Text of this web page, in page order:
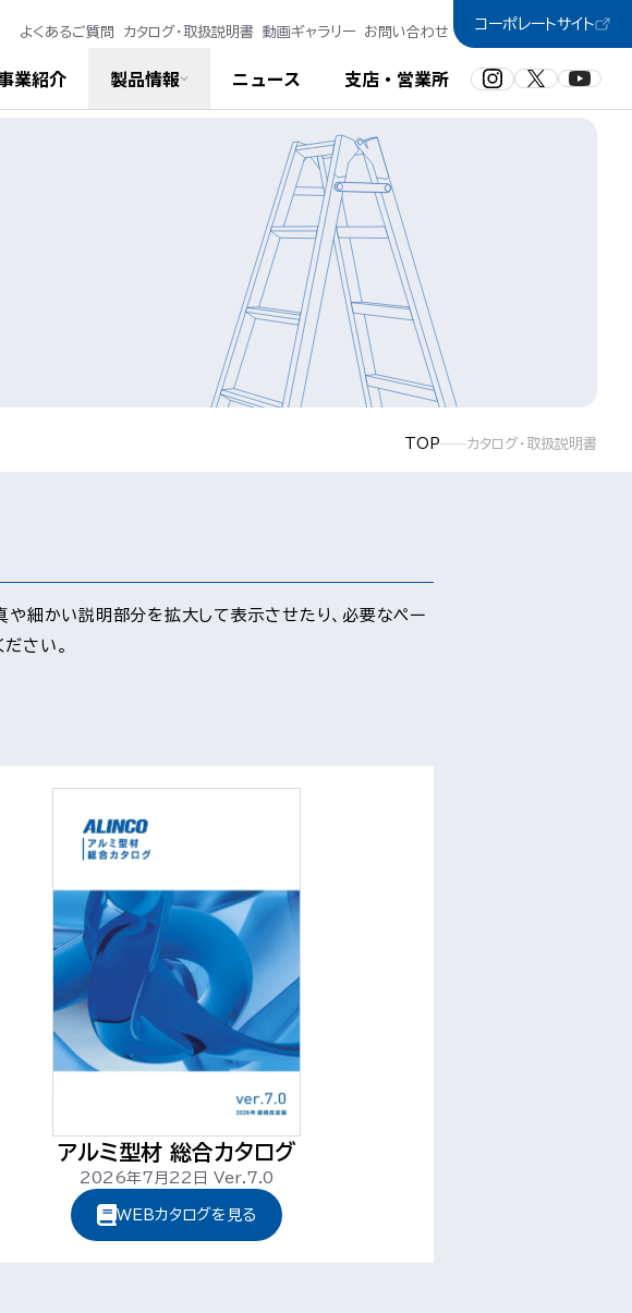
よくあるご質問 カタログ・取扱説明書 動画ギャラリー お問い合わせ
コーポレートサイト
業紹介 製品情報 ニュース 支店・営業所
TOP カタログ・取扱説明書
や細かい説明部分を拡大して表示させたり、必要なペー
さい。
アルミ型材 総合カタログ
2026年7月22日 Ver.7.0
WEBカタログを見る